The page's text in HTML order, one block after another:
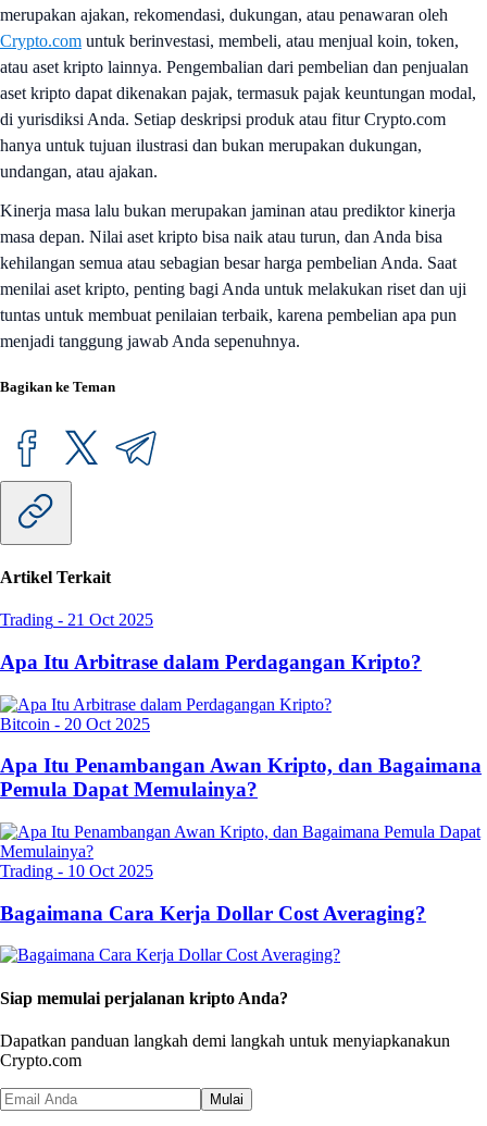
merupakan ajakan, rekomendasi, dukungan, atau penawaran oleh
Crypto.com untuk berinvestasi, membeli, atau menjual koin, token,
atau aset kripto lainnya. Pengembalian dari pembelian dan penjualan
aset kripto dapat dikenakan pajak, termasuk pajak keuntungan modal,
di yurisdiksi Anda. Setiap deskripsi produk atau fitur Crypto.com
hanya untuk tujuan ilustrasi dan bukan merupakan dukungan,
undangan, atau ajakan.
Kinerja masa lalu bukan merupakan jaminan atau prediktor kinerja
masa depan. Nilai aset kripto bisa naik atau turun, dan Anda bisa
kehilangan semua atau sebagian besar harga pembelian Anda. Saat
menilai aset kripto, penting bagi Anda untuk melakukan riset dan uji
tuntas untuk membuat penilaian terbaik, karena pembelian apa pun
menjadi tanggung jawab Anda sepenuhnya.
Bagikan ke Teman
Artikel Terkait
Trading - 21 Oct 2025
Apa Itu Arbitrase dalam Perdagangan Kripto?
Bitcoin - 20 Oct 2025
Apa Itu Penambangan Awan Kripto, dan Bagaimana
Pemula Dapat Memulainya?
Trading - 10 Oct 2025
Bagaimana Cara Kerja Dollar Cost Averaging?
Siap memulai perjalanan kripto Anda?
Dapatkan panduan langkah demi langkah untuk menyiapkanakun
Crypto.com
Mulai